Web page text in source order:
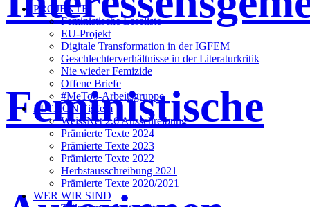
Feministische
PROJEKTE
Feministische Leseliste
EU-Projekt
Digitale Transformation in der IGFEM
Geschlechterverhältnisse in der Literaturkritik
Nie wieder Femizide
Offene Briefe
#MeToo-Arbeitsgruppe
EDITION ≠igfem
WeissNet 2.6 Ausschreibung
Prämierte Texte 2024
Prämierte Texte 2023
Prämierte Texte 2022
Herbstausschreibung 2021
Prämierte Texte 2020/2021
WER WIR SIND